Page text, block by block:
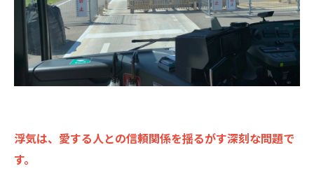
浮気は、愛する人との信頼関係を揺るがす深刻な問題で
す。